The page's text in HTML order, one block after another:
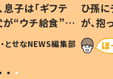
子は「ギフテ
が“ウチ給食”を
は #令和の親
とせなNEWS編集部
ひ孫
が、
「涙が
い」